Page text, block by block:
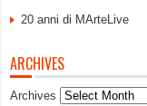
20 anni di MArteLive
ARCHIVES
Archives